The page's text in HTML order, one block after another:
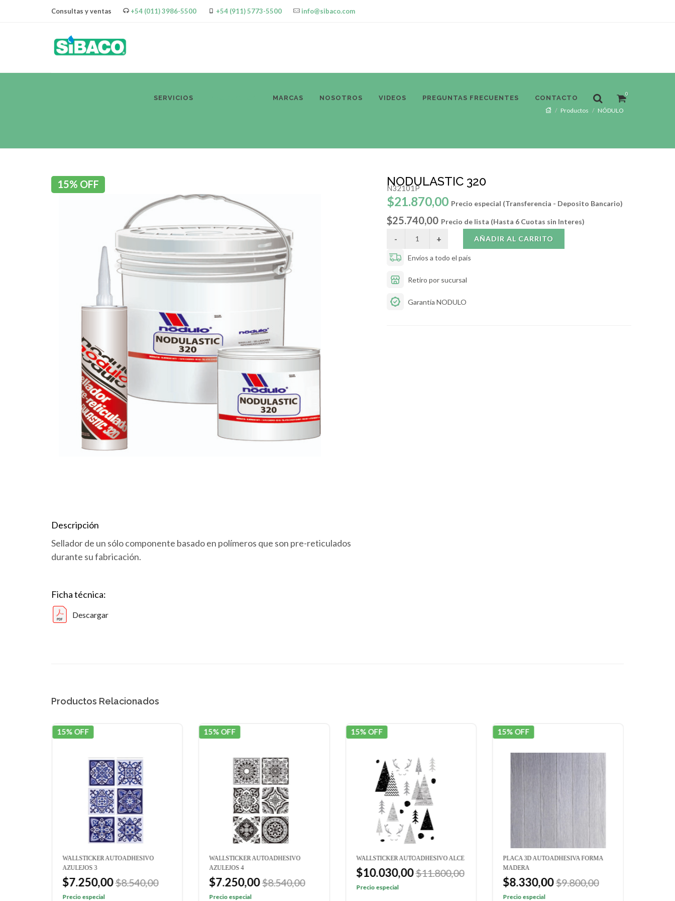
Consultas y ventas +54 (011) 3986-5500 +54 (911) 5773-5500 info@sibaco.com
SERVICIOS MARCAS NOSOTROS VIDEOS PREGUNTAS FRECUENTES CONTACTO
0
Productos NÓDULO
15% OFF
Descripción
Sellador de un sólo componente basado en polímeros que son pre-reticulados
durante su fabricación.
Ficha técnica:
Descargar
NODULASTIC 320
N32101P
$21.870,00 Precio especial (Transferencia - Deposito Bancario)
$25.740,00 Precio de lista (Hasta 6 Cuotas sin Interes)
AÑADIR AL CARRITO
Envíos a todo el país
Retiro por sucursal
Garantía NODULO
Productos Relacionados
15% OFF
WALLSTICKER AUTOADHESIVO
AZULEJOS 3
$7.250,00$8.540,00
Precio especial
15% OFF
WALLSTICKER AUTOADHESIVO
AZULEJOS 4
$7.250,00$8.540,00
Precio especial
15% OFF
WALLSTICKER AUTOADHESIVO ALCE
$10.030,00$11.800,00
Precio especial
15% OFF
PLACA 3D AUTOADHESIVA FORMA
MADERA
$8.330,00$9.800,00
Precio especial